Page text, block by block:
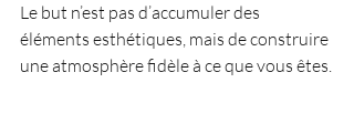
Le but n’est pas d’accumuler des
éléments esthétiques, mais de construire
une atmosphère fidèle à ce que vous êtes.